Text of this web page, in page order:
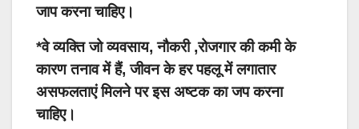
जाप करना चाहिए।
*वे व्यक्ति जो व्यवसाय, नौकरी ,रोजगार की कमी के
कारण तनाव में हैं, जीवन के हर पहलू में लगातार
असफलताएं मिलने पर इस अष्टक का जप करना
चाहिए।